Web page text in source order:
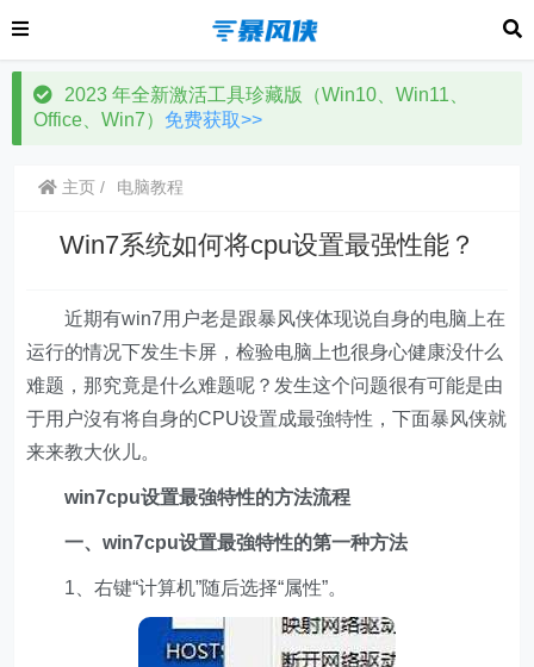
2023 年全新激活工具珍藏版（Win10、Win11、
Office、Win7） 免费获取>>
主页 电脑教程
Win7系统如何将cpu设置最强性能？
近期有win7用户老是跟暴风侠体现说自身的电脑上在
运行的情况下发生卡屏，检验电脑上也很身心健康没什么
难题，那究竟是什么难题呢？发生这个问题很有可能是由
于用户沒有将自身的CPU设置成最強特性，下面暴风侠就
来来教大伙儿。
win7cpu设置最強特性的方法流程
一、win7cpu设置最強特性的第一种方法
1、右键“计算机”随后选择“属性”。